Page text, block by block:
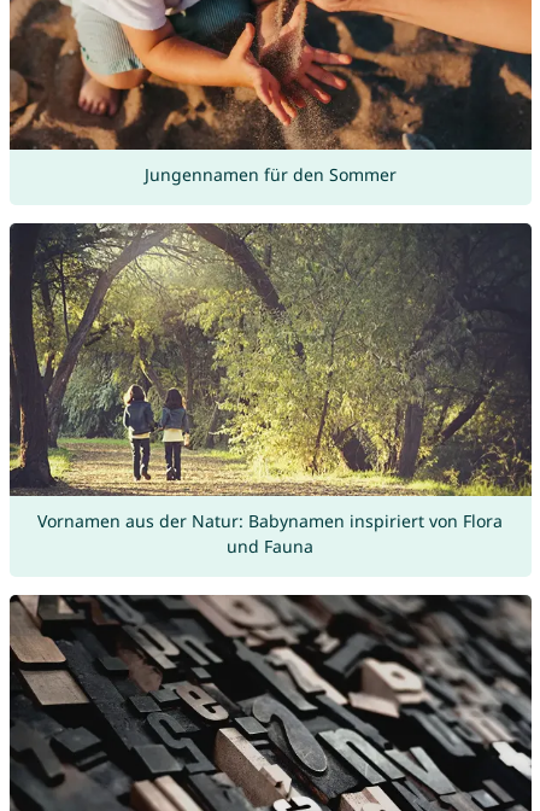
Jungennamen für den Sommer
Vornamen aus der Natur: Babynamen inspiriert von Flora
und Fauna